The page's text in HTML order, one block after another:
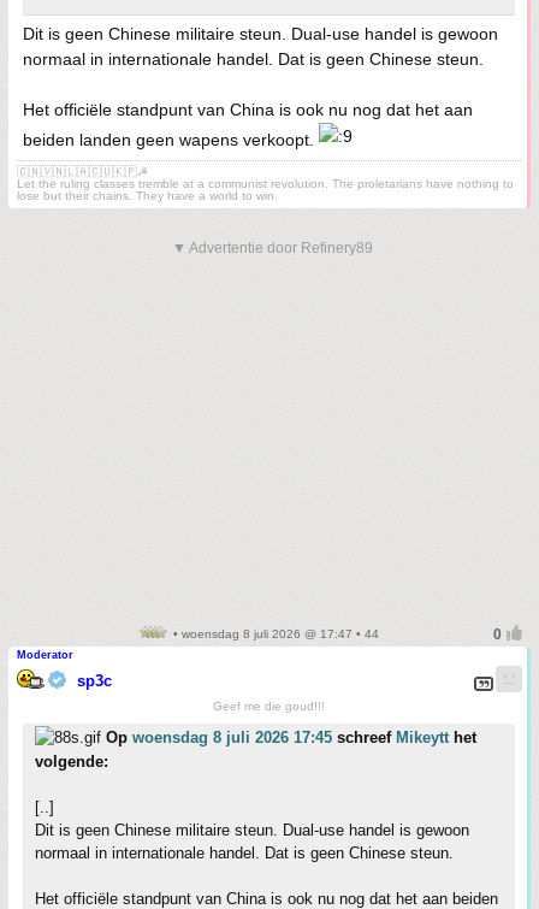
Dit is geen Chinese militaire steun. Dual-use handel is gewoon
normaal in internationale handel. Dat is geen Chinese steun.
Het officiële standpunt van China is ook nu nog dat het aan
beiden landen geen wapens verkoopt.
🇨🇳🇻🇳🇱🇦🇨🇺🇰🇵☭
Let the ruling classes tremble at a communist revolution. The proletarians have nothing to
lose but their chains. They have a world to win.
▼ Advertentie door Refinery89
• woensdag 8 juli 2026 @ 17:47 • 44
Moderator
sp3c
Geef me die goud!!!
Op woensdag 8 juli 2026 17:45 schreef Mikeytthet
volgende:
[..]
Dit is geen Chinese militaire steun. Dual-use handel is gewoon
normaal in internationale handel. Dat is geen Chinese steun.
Het officiële standpunt van China is ook nu nog dat het aan beiden